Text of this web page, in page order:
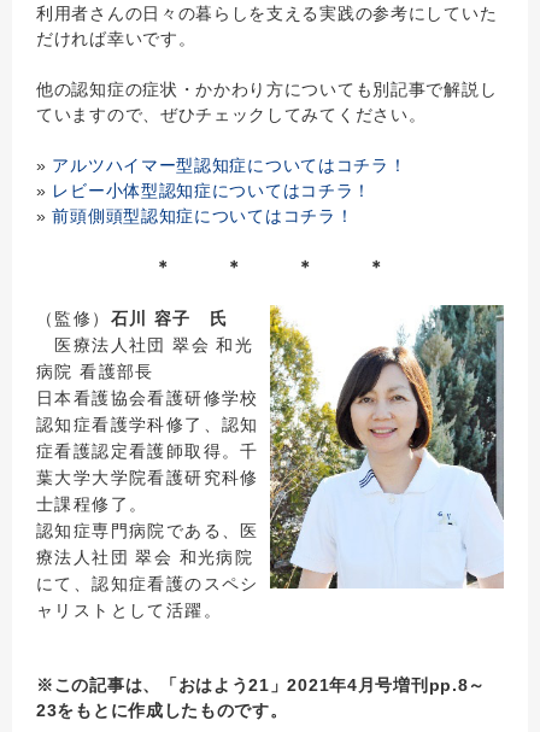
利用者さんの日々の暮らしを支える実践の参考にしていた
だければ幸いです。
他の認知症の症状・かかわり方についても別記事で解説し
ていますので、ぜひチェックしてみてください。
» アルツハイマー型認知症についてはコチラ！
» レビー小体型認知症についてはコチラ！
»前頭側頭型認知症についてはコチラ！
＊ ＊ ＊ ＊
（監修） 石川 容子 氏
医療法人社団 翠会 和光
病院 看護部長
日本看護協会看護研修学校
認知症看護学科修了、認知
症看護認定看護師取得。千
葉大学大学院看護研究科修
士課程修了。
認知症専門病院である、医
療法人社団 翠会 和光病院
にて、認知症看護のスペシ
ャリストとして活躍。
※この記事は、「おはよう21」2021年4月号増刊pp.8～
23をもとに作成したものです。